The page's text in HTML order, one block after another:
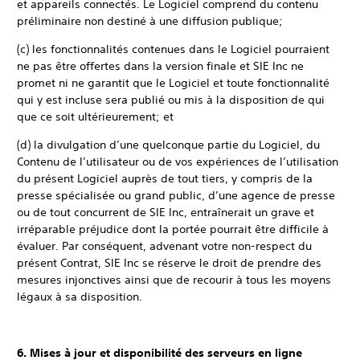
et appareils connectés. Le Logiciel comprend du contenu
préliminaire non destiné à une diffusion publique;
(c) les fonctionnalités contenues dans le Logiciel pourraient
ne pas être offertes dans la version finale et SIE Inc ne
promet ni ne garantit que le Logiciel et toute fonctionnalité
qui y est incluse sera publié ou mis à la disposition de qui
que ce soit ultérieurement; et
(d) la divulgation d’une quelconque partie du Logiciel, du
Contenu de l’utilisateur ou de vos expériences de l’utilisation
du présent Logiciel auprès de tout tiers, y compris de la
presse spécialisée ou grand public, d’une agence de presse
ou de tout concurrent de SIE Inc, entraînerait un grave et
irréparable préjudice dont la portée pourrait être difficile à
évaluer. Par conséquent, advenant votre non-respect du
présent Contrat, SIE Inc se réserve le droit de prendre des
mesures injonctives ainsi que de recourir à tous les moyens
légaux à sa disposition.
6. Mises à jour et disponibilité des serveurs en ligne